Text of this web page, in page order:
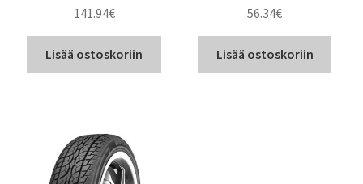
141.94€
Lisää ostoskoriin
56.34€
Lisää ostoskoriin